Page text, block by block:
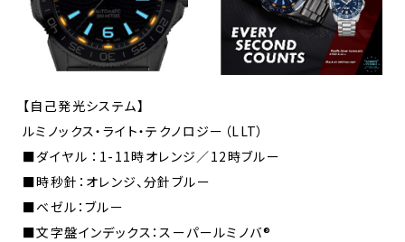
【自己発光システム】
ルミノックス・ライト・テクノロジー（LLT）
■ダイヤル ：1-11時オレンジ／12時ブルー
■時秒針：オレンジ、分針ブルー
■ベゼル：ブルー
■文字盤インデックス：スーパールミノバ®